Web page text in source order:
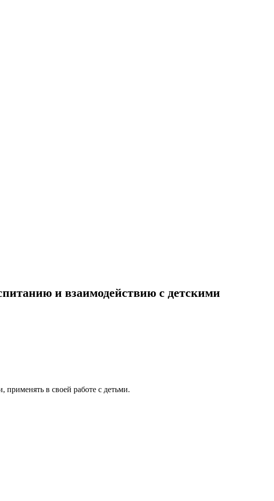
и взаимодействию с детскими
в своей работе с детьми.